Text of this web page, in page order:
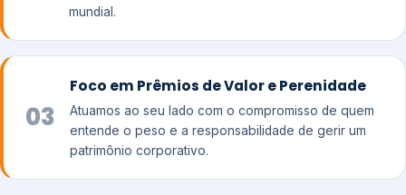
mundial.
03
Foco em Prêmios de Valor e Perenidade
Atuamos ao seu lado com o compromisso de quem
entende o peso e a responsabilidade de gerir um
patrimônio corporativo.